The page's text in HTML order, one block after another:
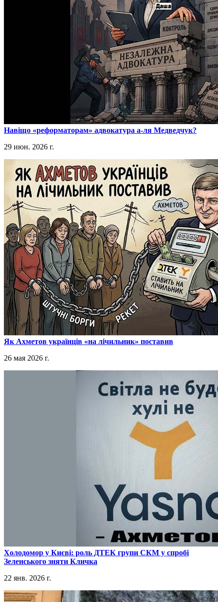
​Навіщо «реформаторам» адвокатура а-ля Медведчук?
29 июн. 2026 г.
​Як Ахметов українців «на лічильник» поставив
26 мая 2026 г.
​Холодомор у Києві: роль ДТЕК групи СКМ у спробі
Зеленського зняти Кличка
22 янв. 2026 г.